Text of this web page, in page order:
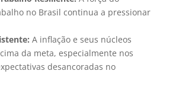
no Brasil continua a pressionar
A inflação e seus núcleos
da meta, especialmente nos
desancoradas no